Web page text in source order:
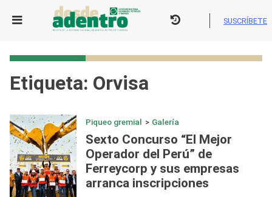
SUSCRÍBETE
Etiqueta: Orvisa
Piqueo gremial > Galería
Sexto Concurso “El Mejor
Operador del Perú” de
Ferreycorp y sus empresas
arranca inscripciones